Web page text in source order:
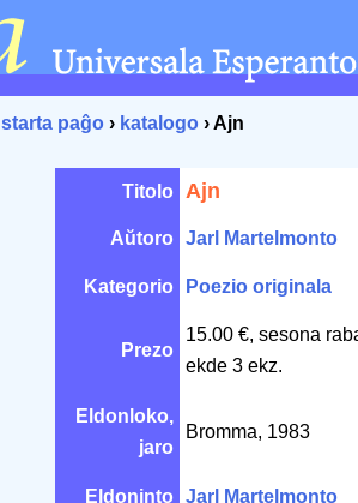
starta paĝo › katalogo › Ajn
Titolo Ajn
Aŭtoro Jarl Martelmonto
Kategorio Poezio originala
Prezo
15.00 €, sesona
ekde 3 ekz.
Eldonloko,
jaro
Bromma, 1983
Eldoninto Jarl Martelmonto